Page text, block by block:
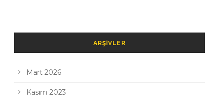
ARŞIVLER
Mart 2026
Kasım 2023